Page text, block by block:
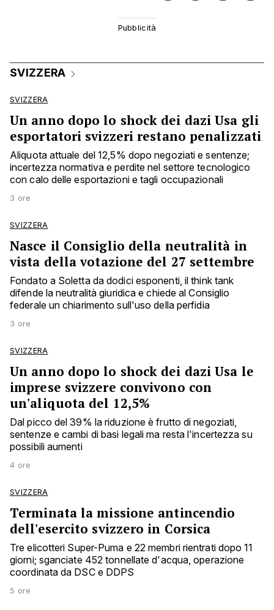
SVIZZERA
SVIZZERA
Un anno dopo lo shock dei dazi Usa gli
esportatori svizzeri restano penalizzati
Aliquota attuale del 12,5% dopo negoziati e sentenze;
incertezza normativa e perdite nel settore tecnologico
con calo delle esportazioni e tagli occupazionali
3 ore
SVIZZERA
Nasce il Consiglio della neutralità in
vista della votazione del 27 settembre
Fondato a Soletta da dodici esponenti, il think tank
difende la neutralità giuridica e chiede al Consiglio
federale un chiarimento sull'uso della perfidia
3 ore
SVIZZERA
Un anno dopo lo shock dei dazi Usa le
imprese svizzere convivono con
un'aliquota del 12,5%
Dal picco del 39% la riduzione è frutto di negoziati,
sentenze e cambi di basi legali ma resta l'incertezza su
possibili aumenti
4 ore
SVIZZERA
Terminata la missione antincendio
dell'esercito svizzero in Corsica
Tre elicotteri Super-Puma e 22 membri rientrati dopo 11
giorni; sganciate 452 tonnellate d'acqua, operazione
coordinata da DSC e DDPS
5 ore